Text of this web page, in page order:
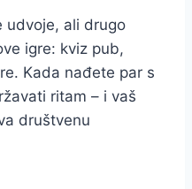
udvoje, ali drugo
igre: kviz pub,
Kada nađete par s
ritam – i vaš
društvenu